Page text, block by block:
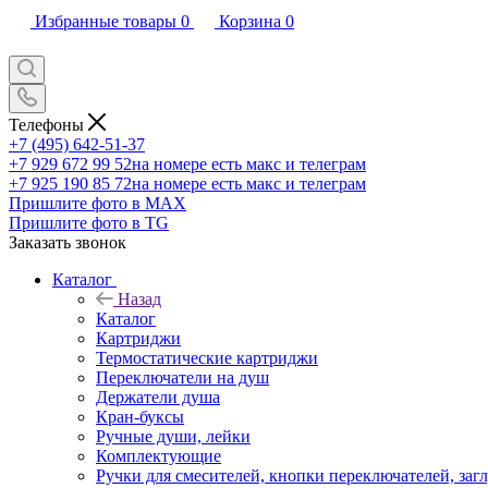
Избранные товары 0 Корзина 0
Телефоны
+7 (495) 642-51-37
+7 929 672 99 52на номере есть макс и телеграм
+7 925 190 85 72на номере есть макс и телеграм
Пришлите фото в MAX
Пришлите фото в TG
Заказать звонок
Каталог
Назад
Каталог
Картриджи
Термостатические картриджи
Переключатели на душ
Держатели душа
Кран-буксы
Ручные души, лейки
Комплектующие
Ручки для смесителей, кнопки переключателей,